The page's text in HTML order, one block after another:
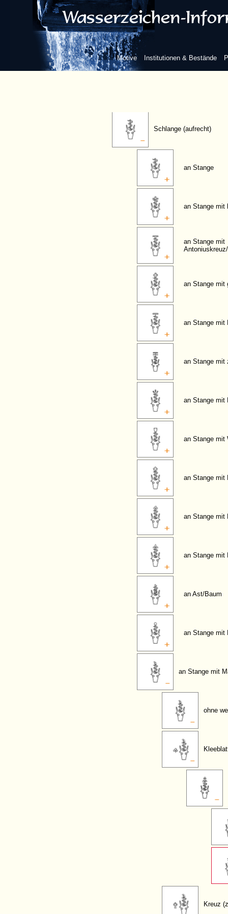
Motive Institutionen & Bestände
Blatt
Schlange (aufrecht)
an Stange
an Stange mit
an Stange mit
an Stange mit
an Stange mit
an Stange mit
an Stange mit
an Stange mit
an Stange mit
an Stange mit
an Stange mit
an Ast/Baum
an Stange mit
an Stange mit
ohne
Kreuz